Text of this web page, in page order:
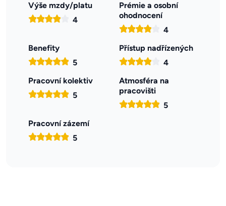
Výše mzdy/platu
4
Prémie a osobní
ohodnocení
4
Benefity
5
Přístup nadřízených
4
Pracovní kolektiv
5
Atmosféra na
pracovišti
5
Pracovní zázemí
5